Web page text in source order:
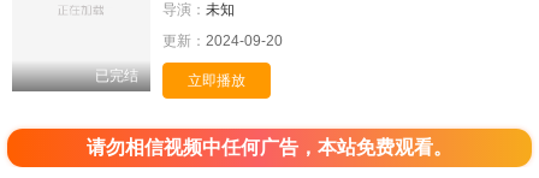
已完结
导演： 未知
更新： 2024-09-20
立即播放
请勿相信视频中任何广告，本站免费观看。